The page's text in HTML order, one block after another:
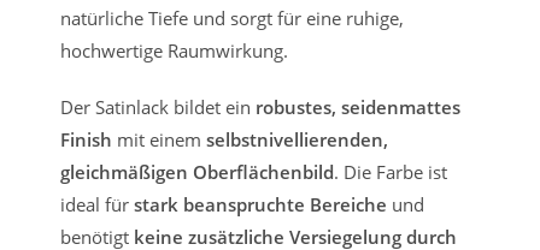
natürliche Tiefe und sorgt für eine ruhige,
hochwertige Raumwirkung.
Der Satinlack bildet ein robustes, seidenmattes
Finish mit einem selbstnivellierenden,
gleichmäßigen Oberflächenbild. Die Farbe ist
ideal für stark beanspruchte Bereiche und
benötigt keine zusätzliche Versiegelung durch